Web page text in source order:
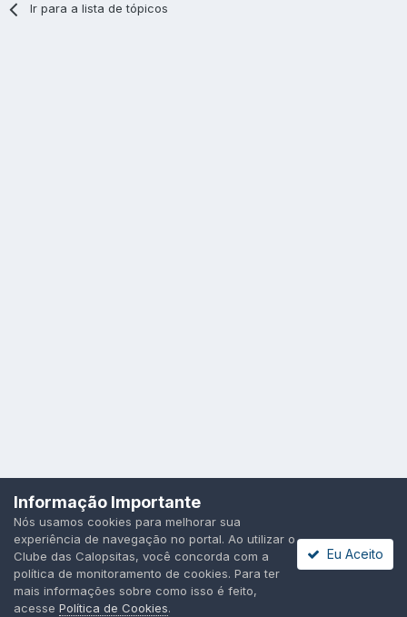
Ir para a lista de tópicos
Idioma Política de Privacidade
Todos os direitos reservados.
Powered by Invision Community
Informação Importante
Nós usamos cookies para melhorar sua
experiência de navegação no portal. Ao utilizar o
Clube das Calopsitas, você concorda com a
política de monitoramento de cookies. Para ter
mais informações sobre como isso é feito,
acesse Política de Cookies.
Eu Aceito